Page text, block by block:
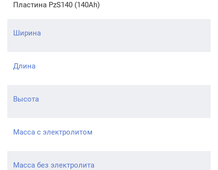
Пластина PzS140 (140Ah)
Ширина
Длина
Высота
Масса с электролитом
Масса без электролита